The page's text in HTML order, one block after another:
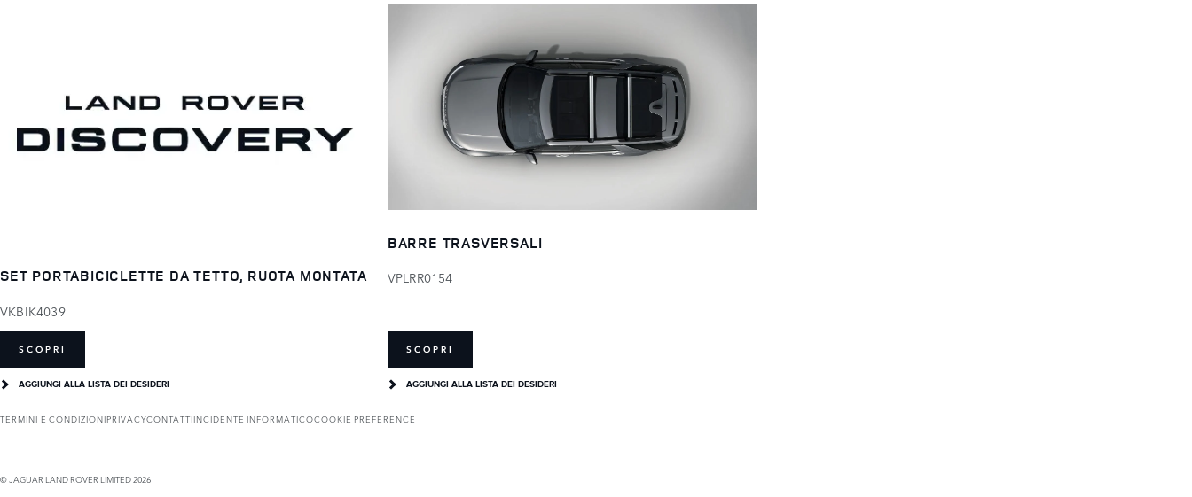
SET PORTABICICLETTE DA TETTO, RUOTA MONTATA
VKBIK4039
SCOPRI
AGGIUNGI ALLA LISTA DEI DESIDERI
BARRE TRASVERSALI
VPLRR0154
SCOPRI
AGGIUNGI ALLA LISTA DEI DESIDERI
TERMINI E CONDIZIONIPRIVACYCONTATTIINCIDENTE INFORMATICOCOOKIE PREFERENCE
© JAGUAR LAND ROVER LIMITED 2026